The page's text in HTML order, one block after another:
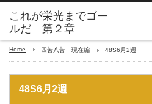
これが栄光までゴー
ルだ 第２章
Home 四苦八苦 現在編 48S6月2週
48S6月2週